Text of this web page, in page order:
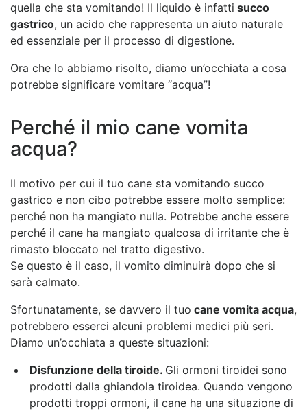
quella che sta vomitando! Il liquido è infatti succo
gastrico, un acido che rappresenta un aiuto naturale
ed essenziale per il processo di digestione.
Ora che lo abbiamo risolto, diamo un’occhiata a cosa
potrebbe significare vomitare “acqua”!
Perché il mio cane vomita
acqua?
Il motivo per cui il tuo cane sta vomitando succo
gastrico e non cibo potrebbe essere molto semplice:
perché non ha mangiato nulla. Potrebbe anche essere
perché il cane ha mangiato qualcosa di irritante che è
rimasto bloccato nel tratto digestivo.
Se questo è il caso, il vomito diminuirà dopo che si
sarà calmato.
Sfortunatamente, se davvero il tuo cane vomita acqua,
potrebbero esserci alcuni problemi medici più seri.
Diamo un’occhiata a queste situazioni:
Disfunzione della tiroide. Gli ormoni tiroidei sono
prodotti dalla ghiandola tiroidea. Quando vengono
prodotti troppi ormoni, il cane ha una situazione di